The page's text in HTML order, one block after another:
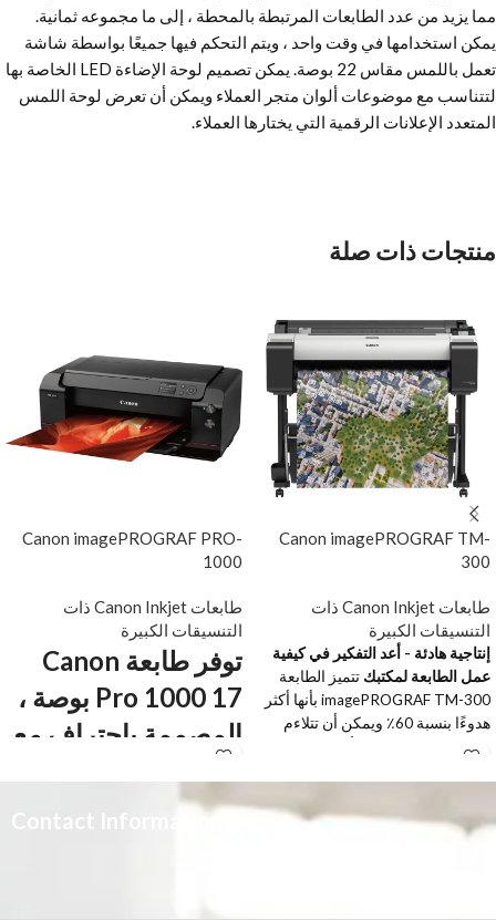
مما يزيد من عدد الطابعات المرتبطة بالمحطة ، إلى ما مجموعه ثمانية.
يمكن استخدامها في وقت واحد ، ويتم التحكم فيها جميعًا بواسطة شاشة
تعمل باللمس مقاس 22 بوصة. يمكن تصميم لوحة الإضاءة LED الخاصة بها
لتتناسب مع موضوعات ألوان متجر العملاء ويمكن أن تعرض لوحة اللمس
المتعدد الإعلانات الرقمية التي يختارها العملاء.
منتجات ذات صلة
Canon imagePROGRAF TM-
300
طابعات Canon Inkjet ذات
التنسيقات الكبيرة
إنتاجية هادئة - أعد التفكير في كيفية
عمل الطابعة لمكتبك تتميز الطابعة
imagePROGRAF TM-300 بأنها أكثر
هدوءًا بنسبة 60٪ ويمكن أن تتلاءم
بشكل غير ملحوظ مع أي بيئة عمل.
طباعة استثنائية ، وتعزز الطباعة
المستمرة إنتاجية المخرجات.
Canon imagePROGRAF PRO-
1000
طابعات Canon Inkjet ذات
التنسيقات الكبيرة
توفر طابعة Canon
Pro 1000 17 بوصة ،
المصممة باحتراف مع
الاعتبار ، نطاقًا لونيًا
Contact Information